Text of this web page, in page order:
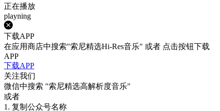
正在播放
playning
下载APP
在应用商店中搜索"索尼精选Hi-Res音乐" 或者 点击按钮下载
APP
下载APP
关注我们
微信中搜索 "索尼精选高解析度音乐"
或者
1. 复制公众号名称